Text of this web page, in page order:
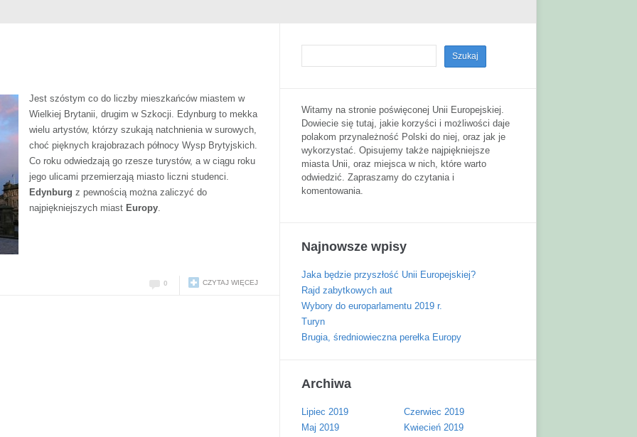
Jest szóstym co do liczby mieszkańców miastem w
Wielkiej Brytanii, drugim w Szkocji. Edynburg to mekka
wielu artystów, którzy szukają natchnienia w surowych,
choć pięknych krajobrazach północy Wysp Brytyjskich.
Co roku odwiedzają go rzesze turystów, a w ciągu roku
jego ulicami przemierzają miasto liczni studenci.
Edynburg z pewnością można zaliczyć do
najpiękniejszych miast Europy.
CZYTAJ WIĘCEJ
0
Witamy na stronie poświęconej Unii Europejskiej.
Dowiecie się tutaj, jakie korzyści i możliwości daje
polakom przynależność Polski do niej, oraz jak je
wykorzystać. Opisujemy także najpiękniejsze
miasta Unii, oraz miejsca w nich, które warto
odwiedzić. Zapraszamy do czytania i
komentowania.
Najnowsze wpisy
Jaka będzie przyszłość Unii Europejskiej?
Rajd zabytkowych aut
Wybory do europarlamentu 2019 r.
Turyn
Brugia, średniowieczna perełka Europy
Archiwa
Lipiec 2019
Czerwiec 2019
Maj 2019
Kwiecień 2019